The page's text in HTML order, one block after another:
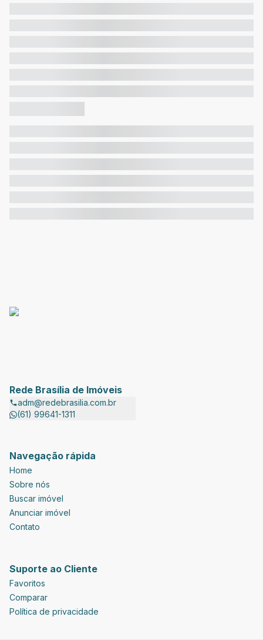
Rede Brasília de Imóveis
adm@redebrasilia.com.br
(61) 99641-1311
Navegação rápida
Home
Sobre nós
Buscar imóvel
Anunciar imóvel
Contato
Suporte ao Cliente
Favoritos
Comparar
Política de privacidade